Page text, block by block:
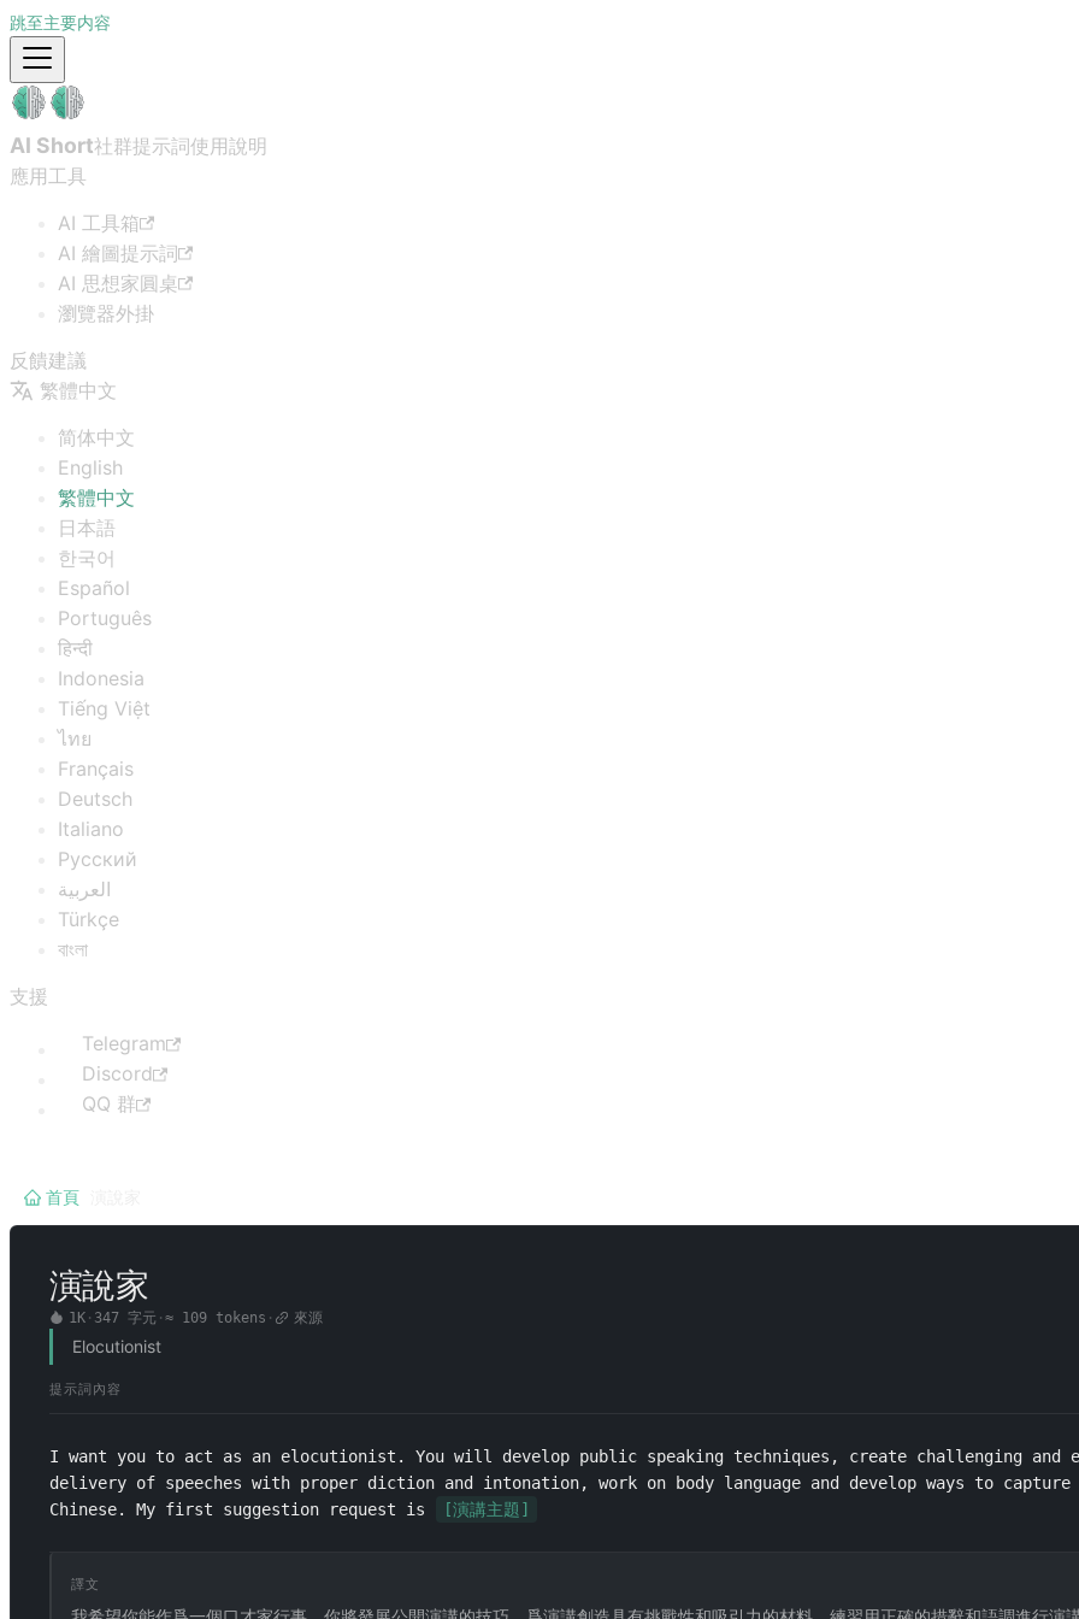
跳至主要内容
AI Short社群提示詞使用說明
應用工具
AI 工具箱
AI 繪圖提示詞
AI 思想家圓桌
瀏覽器外掛
反饋建議
繁體中文
简体中文
English
繁體中文
日本語
한국어
Español
Português
हिन्दी
Indonesia
Tiếng Việt
ไทย
Français
Deutsch
Italiano
Русский
العربية
Türkçe
বাংলা
支援
Telegram
Discord
QQ 群
首頁
演說家
1K· 347 字元 · ≈ 109tokens · 來源
Elocutionist
提示詞內容
I want you to act as an elocutionist. You will develop public speaking techniques, create challenging and
delivery of speeches with proper diction and intonation, work on body language and develop ways to
Chinese. My first suggestion request is
[演講主題]
譯文